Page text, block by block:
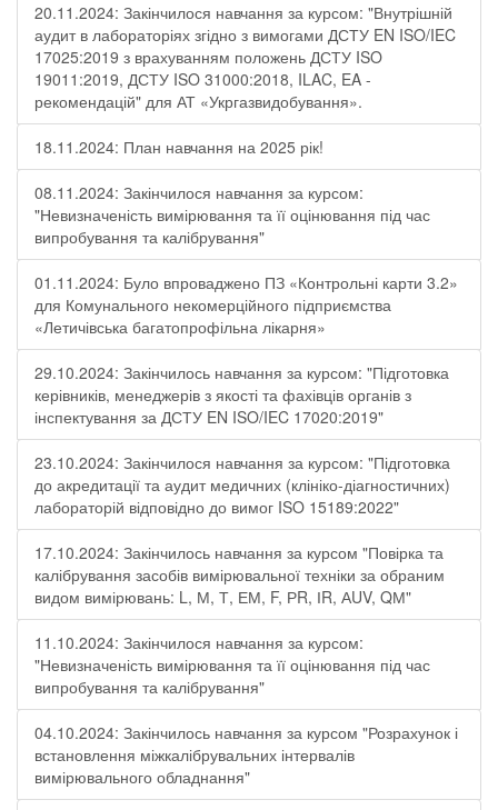
20.11.2024: Закінчилося навчання за курсом: "Внутрішній
аудит в лабораторіях згідно з вимогами ДСТУ EN ISO/IEC
17025:2019 з врахуванням положень ДСТУ ISO
19011:2019, ДСТУ ISO 31000:2018, ILAC, EA -
рекомендацій" для АТ «Укргазвидобування».
18.11.2024: План навчання на 2025 рік!
08.11.2024: Закінчилося навчання за курсом:
"Невизначеність вимірювання та її оцінювання під час
випробування та калібрування"
01.11.2024: Було впроваджено ПЗ «Контрольні карти 3.2»
для Комунального некомерційного підприємства
«Летичівська багатопрофільна лікарня»
29.10.2024: Закінчилось навчання за курсом: "Підготовка
керівників, менеджерів з якості та фахівців органів з
інспектування за ДСТУ EN ISO/IEC 17020:2019"
23.10.2024: Закінчилося навчання за курсом: "Підготовка
до акредитації та аудит медичних (клініко-діагностичних)
лабораторій відповідно до вимог ISO 15189:2022"
17.10.2024: Закінчилось навчання за курсом "Повірка та
калібрування засобів вимірювальної техніки за обраним
видом вимірювань: L, М, Т, ЕМ, F, РR, ІR, АUV, QМ"
11.10.2024: Закінчилося навчання за курсом:
"Невизначеність вимірювання та її оцінювання під час
випробування та калібрування"
04.10.2024: Закінчилось навчання за курсом "Розрахунок і
встановлення міжкалібрувальних інтервалів
вимірювального обладнання"